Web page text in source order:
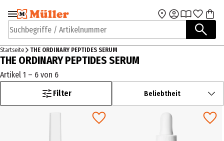
Zur Navigation
springen
Zum Hauptinhalt
Suchbegriffe / Artikelnummer
Startseite THE ORDINARY PEPTIDES SERUM
THE ORDINARY PEPTIDES SERUM
Artikel 1 – 6 von 6
Filter
Beliebtheit